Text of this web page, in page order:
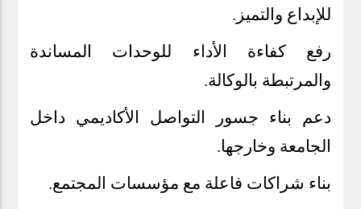
للإبداع والتميز .
رفع كفاءة الأداء للوحدات المساندة
والمرتبطة بالوكالة.
دعم بناء جسور التواصل الأكاديمي داخل
الجامعة وخارجها.
بناء شراكات فاعلة مع مؤسسات المجتمع.